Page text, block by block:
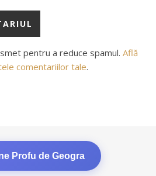
pentru a reduce spamul. Află
comentariilor tale.
Profu de Geogra